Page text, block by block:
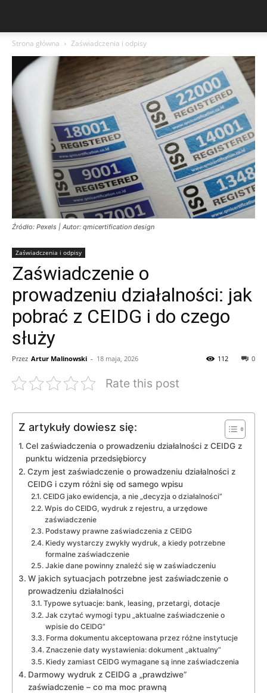
Strona główna Zaświadczenia i odpisy
Źródło: Pexels | Autor: qmicertification design
Zaświadczenia i odpisy
Zaświadczenie o
prowadzeniu działalności: jak
pobrać z CEIDG i do czego
służy
Przez Artur Malinowski - 18 maja, 2026 0
112
Rate this post
Z artykuły dowiesz się:
Cel zaświadczenia o prowadzeniu działalności z CEIDG z
punktu widzenia przedsiębiorcy
Czym jest zaświadczenie o prowadzeniu działalności z
CEIDG i czym różni się od samego wpisu
CEIDG jako ewidencja, a nie „decyzja o działalności”
Wpis do CEIDG, wydruk z rejestru, a urzędowe
zaświadczenie
Podstawy prawne zaświadczenia z CEIDG
Kiedy wystarczy zwykły wydruk, a kiedy potrzebne
formalne zaświadczenie
Jakie dane powinny znaleźć się w zaświadczeniu
W jakich sytuacjach potrzebne jest zaświadczenie o
prowadzeniu działalności
Typowe sytuacje: bank, leasing, przetargi, dotacje
Jak czytać wymogi typu „aktualne zaświadczenie o
wpisie do CEIDG”
Forma dokumentu akceptowana przez różne instytucje
Znaczenie daty wystawienia: dokument „aktualny”
Kiedy zamiast CEIDG wymagane są inne zaświadczenia
Darmowy wydruk z CEIDG a „prawdziwe”
zaświadczenie – co ma moc prawną